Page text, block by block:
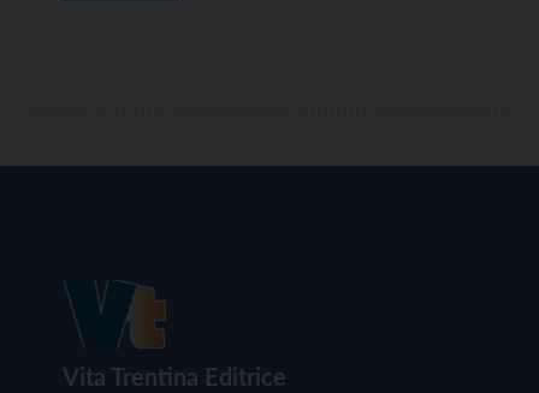
Vita Trentina Editrice